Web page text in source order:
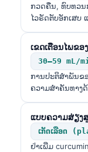
ກວດຄືນ, ທົບທວນ
ໄວຣັດຕັບອັກເສບ
ເຂດເຕືອນໄພຂອ
30–59 mL/
ການປະຕິສຳພັນຂ
ຄວາມສຳຄັນທາງ
ແບບຄວາມສ່ຽງ
ເກັດເລືອດ
ຢ່າເພີ່ມPolski
한국어
Magyar
Shqip
বাংলা
मराठी